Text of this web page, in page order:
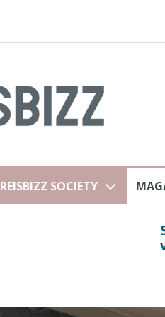
REISBIZZ SOCIETY
Spaans